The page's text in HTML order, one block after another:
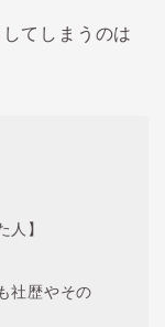
てしまうのは
人】
社歴やその